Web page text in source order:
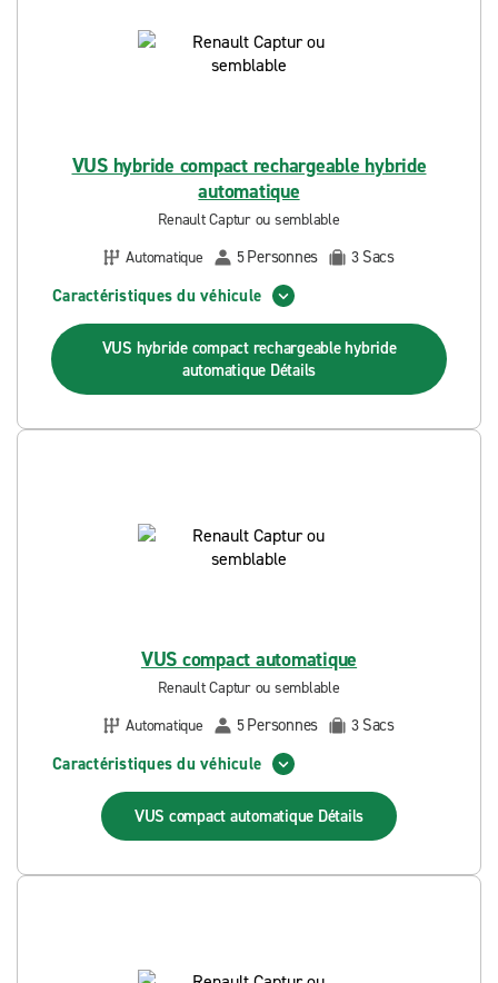
VUS hybride compact rechargeable hybride
automatique
Renault Captur ou semblable
Automatique
5Personnes 3 Sacs
Caractéristiques du véhicule
VUS hybride compact rechargeable hybride
automatique Détails
VUS compact automatique
Renault Captur ou semblable
Automatique
5Personnes 3 Sacs
Caractéristiques du véhicule
VUS compact automatique Détails